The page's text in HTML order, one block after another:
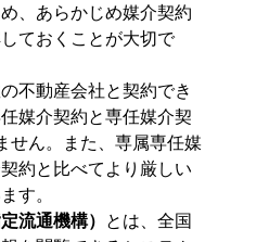
、あらかじめ媒介契約
ておくことが大切で
不動産会社と契約でき
媒介契約と専任媒介契
せん。また、専属専任媒
約と比べてより厳しい
す。
流通機構）
とは、全国